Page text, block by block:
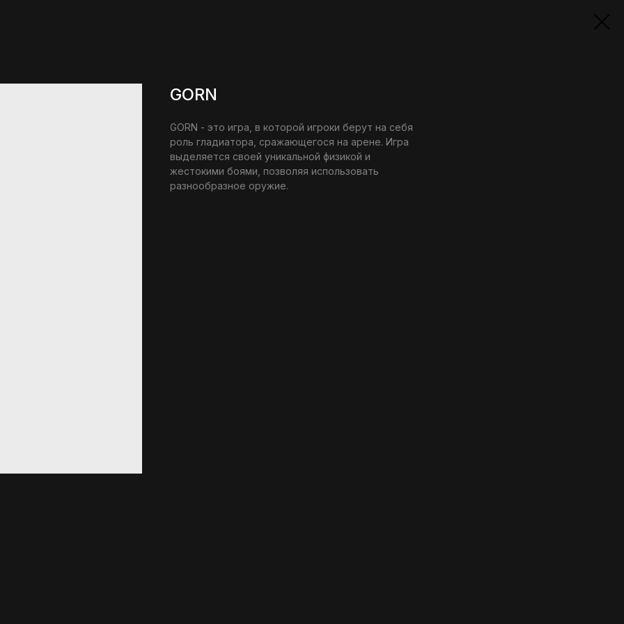
GORN
GORN - это игра, в которой игроки берут на себя
роль гладиатора, сражающегося на арене. Игра
выделяется своей уникальной физикой и
жестокими боями, позволяя использовать
разнообразное оружие.